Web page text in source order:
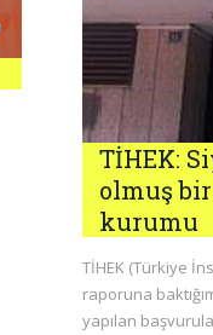
TİHEK:
olmuş
kurumu
TİHEK (Türkiye
raporuna
yapılan